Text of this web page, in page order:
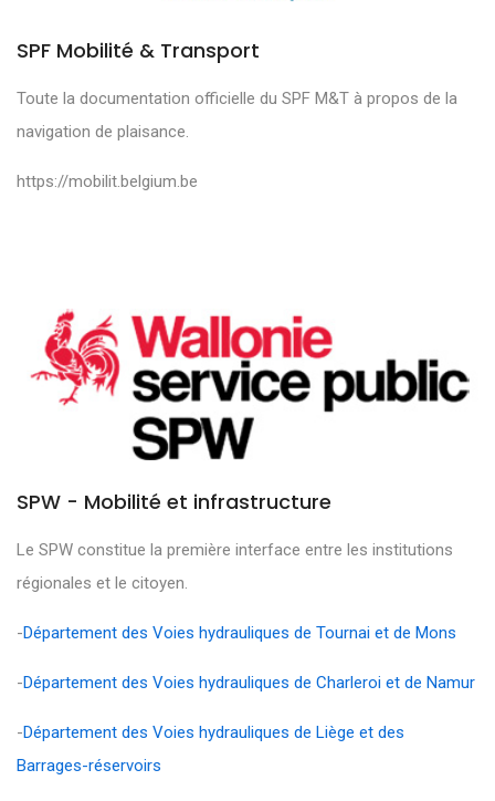
SPF Mobilité & Transport
Toute la documentation officielle du SPF M&T à propos de la
navigation de plaisance.
https://mobilit.belgium.be
SPW - Mobilité et infrastructure
Le SPW constitue la première interface entre les institutions
régionales et le citoyen.
-Département des Voies hydrauliques de Tournai et de Mons
-Département des Voies hydrauliques de Charleroi et de Namur
-Département des Voies hydrauliques de Liège et des
Barrages-réservoirs